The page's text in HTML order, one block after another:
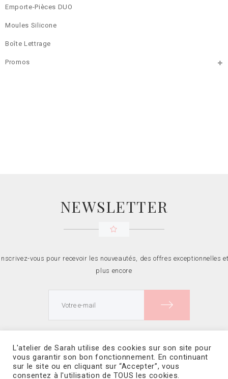
Emporte-Pièces DUO
Moules Silicone
Boîte Lettrage
Promos
NEWSLETTER
vous pour recevoir les nouveautés, des offres exceptionnelles
plus encore
MENTIONS LÉGALES CONDITIONS GÉNÉRALES DE VENTE
POLITIQUE DE CONFIDENTIALITÉ
L'atelier de Sarah utilise des cookies sur son site pour
vous garantir son bon fonctionnement. En continuant
sur le site ou en cliquant sur “Accepter”, vous
consentez à l'utilisation de TOUS les cookies.